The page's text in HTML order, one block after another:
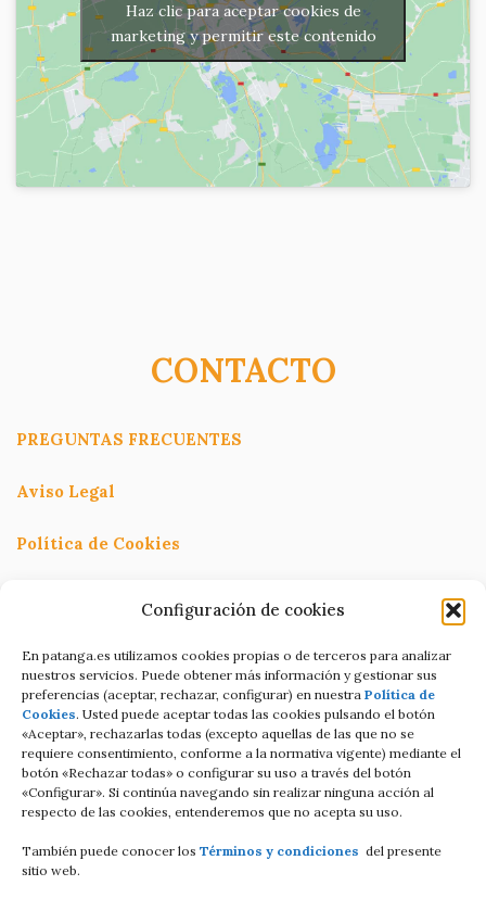
Configuración de cookies
En patanga.es utilizamos cookies propias o de terceros para analizar
nuestros servicios. Puede obtener más información y gestionar sus
preferencias (aceptar, rechazar, configurar) en nuestra Política de
Cookies. Usted puede aceptar todas las cookies pulsando el botón
«Aceptar», rechazarlas todas (excepto aquellas de las que no se
requiere consentimiento, conforme a la normativa vigente) mediante el
botón «Rechazar todas» o configurar su uso a través del botón
«Configurar». Si continúa navegando sin realizar ninguna acción al
respecto de las cookies, entenderemos que no acepta su uso.
También puede conocer los Términos y condiciones del presente
sitio web.
Haz clic para aceptar cookies de
marketing y permitir este contenido
CONTACTO
PREGUNTAS FRECUENTES
Aviso Legal
Política de Cookies
Términos y condiciones
Condiciones de contratación Online
C/Altamira baja 8
Luanco Asturias ESPAÑA
Tell: +34 687821858
Email: info@patanga.es